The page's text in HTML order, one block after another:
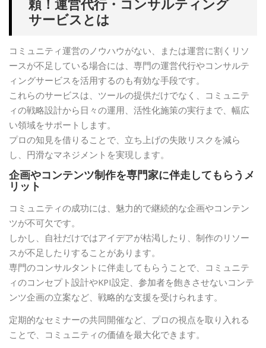
頼！運営代行・コンサルティング
サービスとは
コミュニティ運営のノウハウがない、または運営に割くリソ
ースが不足している場合には、専門の運営代行やコンサルテ
ィングサービスを活用するのも有効な手段です。
これらのサービスは、ツールの提供だけでなく、コミュニテ
ィの戦略設計から日々の運用、活性化施策の実行まで、幅広
い領域をサポートします。
プロの知見を借りることで、立ち上げの失敗リスクを減ら
し、円滑なマネジメントを実現します。
企画やコンテンツ制作を専門家に伴走してもらうメ
リット
コミュニティの成功には、魅力的で継続的な企画やコンテン
ツが不可欠です。
しかし、自社だけではアイデアが枯渇したり、制作のリソー
スが不足したりすることがあります。
専門のコンサルタントに伴走してもらうことで、コミュニテ
ィのコンセプト設計やKPI設定、参加者を飽きさせないコンテ
ンツ企画の立案など、戦略的な支援を受けられます。
定期的なセミナーの共同開催など、プロの視点を取り入れる
ことで、コミュニティの価値を最大化できます。